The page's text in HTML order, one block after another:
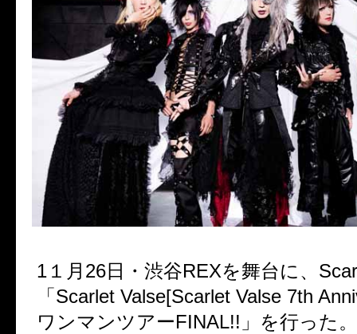
1 １月 26日・渋谷REXを舞台に、
「 Scarlet Valse[Scarlet Valse 7th
ワンマンツアーFINAL!! 」を行った